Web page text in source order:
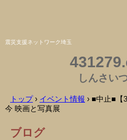
震災支援ネットワーク埼玉
しんさい
トップ› イベント情報 › ■中止■【
今 映画と写真展
ブログ